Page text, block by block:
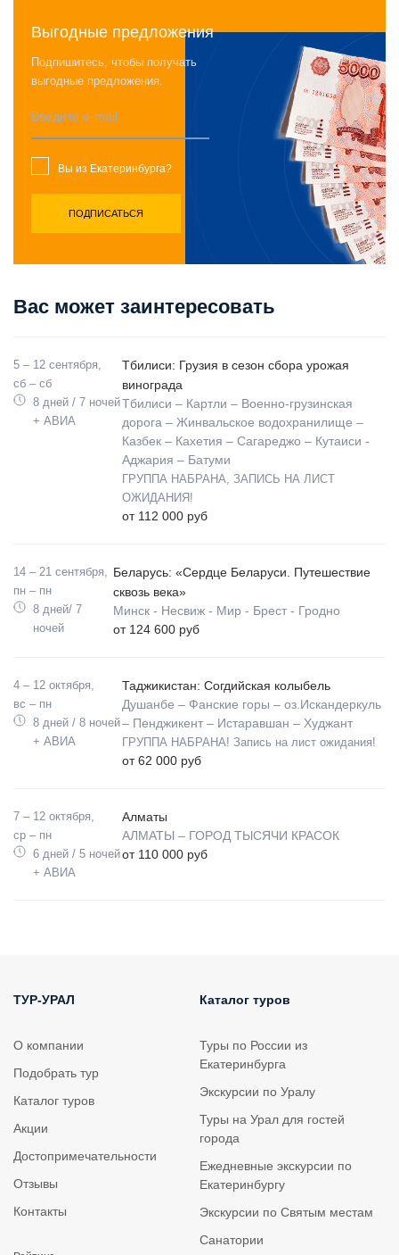
Выгодные предложения
Подпишитесь, чтобы получать
выгодные предложения.
Вы из Екатеринбурга?
Вас может заинтересовать
5 – 12 сентября,
сб – сб
8 дней / 7 ночей
+ АВИА
Тбилиси: Грузия в сезон сбора урожая
винограда
Тбилиси – Картли – Военно-грузинская
дорога – Жинвальское водохранилище –
Казбек – Кахетия – Сагареджо – Кутаиси -
Аджария – Батуми
ГРУППА НАБРАНА, ЗАПИСЬ НА ЛИСТ
ОЖИДАНИЯ!
от 112 000 руб
14 – 21 сентября,
пн – пн
8 дней/ 7
ночей
Беларусь: «Сердце Беларуси. Путешествие
сквозь века»
Минск - Несвиж - Мир - Брест - Гродно
от 124 600 руб
4 – 12 октября,
вс – пн
8 дней / 8 ночей
+ АВИА
Таджикистан: Согдийская колыбель
Душанбе – Фанские горы – оз.Искандеркуль
– Пенджикент – Истаравшан – Худжант
ГРУППА НАБРАНА! Запись на лист ожидания!
от 62 000 руб
7 – 12 октября,
ср – пн
6 дней / 5 ночей
+ АВИА
Алматы
АЛМАТЫ – ГОРОД ТЫСЯЧИ КРАСОК
от 110 000 руб
ТУР-УРАЛ
О компании
Подобрать тур
Каталог туров
Акции
Достопримечательности
Отзывы
Контакты
Каталог туров
Туры по России из
Екатеринбурга
Экскурсии по Уралу
Туры на Урал для гостей
города
Ежедневные экскурсии по
Екатеринбургу
Экскурсии по Святым местам
Санатории